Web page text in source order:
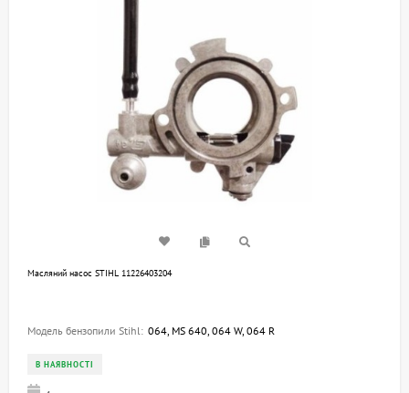
Mасляний насос STIHL 11226403204
Модель бензопили Stihl: 064, MS 640, 064 W, 064 R
В НАЯВНОСТІ